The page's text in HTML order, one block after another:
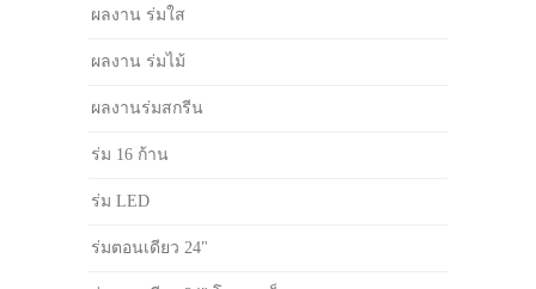
ผลงาน ร่มใส
ผลงาน ร่มไม้
ผลงานร่มสกรีน
ร่ม 16 ก้าน
ร่ม LED
ร่มตอนเดียว 24"